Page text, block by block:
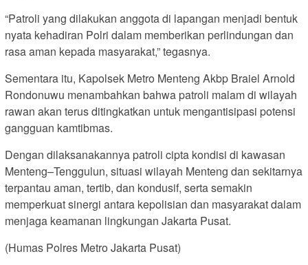
“Patroli yang dilakukan anggota di lapangan menjadi bentuk
nyata kehadiran Polri dalam memberikan perlindungan dan
rasa aman kepada masyarakat,” tegasnya.
Sementara itu, Kapolsek Metro Menteng Akbp Braiel Arnold
Rondonuwu menambahkan bahwa patroli malam di wilayah
rawan akan terus ditingkatkan untuk mengantisipasi potensi
gangguan kamtibmas.
Dengan dilaksanakannya patroli cipta kondisi di kawasan
Menteng–Tenggulun, situasi wilayah Menteng dan sekitarnya
terpantau aman, tertib, dan kondusif, serta semakin
memperkuat sinergi antara kepolisian dan masyarakat dalam
menjaga keamanan lingkungan Jakarta Pusat.
(Humas Polres Metro Jakarta Pusat)